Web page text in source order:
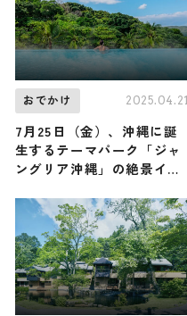
おでかけ 2025.04.21
7月25日（金）、沖縄に誕
生するテーマパーク「ジャ
ングリア沖縄」の絶景イン
界記録™認定！